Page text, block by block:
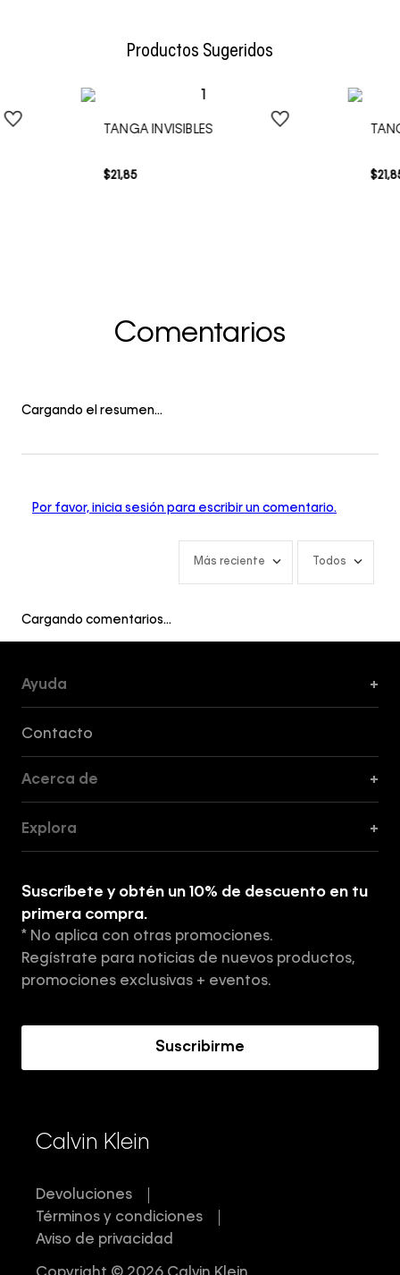
Productos Sugeridos
TANGA INVISIBLES
$21,85 $21,
Comentarios
Cargando el resumen…
Por favor, inicia sesión para escribir un comentario.
Más reciente Todos
Cargando comentarios…
Ayuda +
Contacto
Acerca de +
Tiendas
Aviso de privacidad
Términos y Condiciones
Explora +
Suscríbete y obtén un 10% de descuento en tu
primera compra.
* No aplica con otras promociones.
Regístrate para noticias de nuevos productos,
promociones exclusivas + eventos.
Suscribirme
Calvin Klein
Devoluciones
Términos y condiciones
Aviso de privacidad